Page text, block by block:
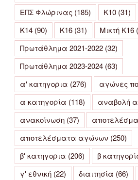
ΕΠΣ Φλώρινας (185) Κ10 (31)
Κ14 (90) Κ16 (31) Μικτή Κ16
Πρωτάθλημα 2021-2022 (32)
Πρωτάθλημα 2023-2024 (63)
α' κατηγορια (276) αγώνες
α κατηγορία (118) αναβολή
ανακοίνωση (37)
αποτελέσματα αγώνων (250)
β' κατηγορια (206) β
γ' εθνική (22) διαιτησία (66)